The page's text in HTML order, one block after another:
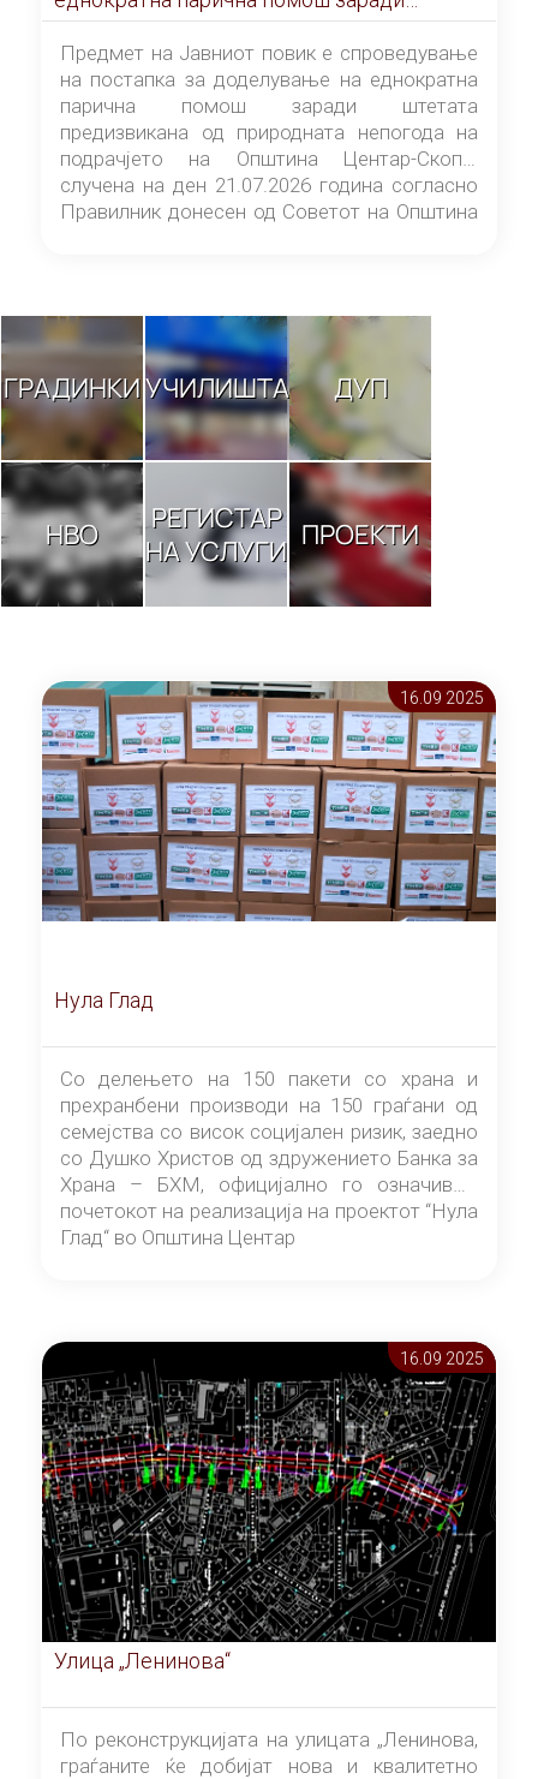
штетата предизвикана од природната
непогода на подрачјето на Општина
Центар-Скопје случена на ден 21.07.2026
година
Предмет на Јавниот повик е спроведување
на постапка за доделување на еднократна
парична помош заради штетата
предизвикана од природната непогода на
подрачјето на Општина Центар-Скопје
случена на ден 21.07.2026 година согласно
Правилник донесен од Советот на Општина
ГРАДИНКИУЧИЛИШТА ДУП
НВО
РЕГИСТАР
НА УСЛУГИ ПРОЕКТИ
16.09 2025
Нула Глад
Со делењето на 150 пакети со храна и
прехранбени производи на 150 граѓани од
семејства со висок социјален ризик, заедно
со Душко Христов од здружението Банка за
Храна – БХМ, официјално го означивме
почетокот на реализација на проектот “Нула
Глад“ во Општина Центар
16.09 2025
Улица „Ленинова“
По реконструкцијата на улицата „Ленинова,
граѓаните ќе добијат нова и квалитетно